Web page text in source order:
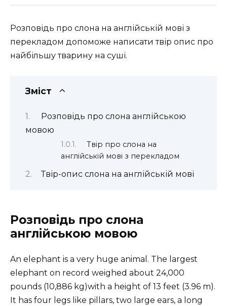
Розповідь про слона на англійській мові з
перекладом допоможе написати твір опис про
найбільшу тварину на суші.
Зміст
Розповідь про слона англійською
мовою
Твір про слона на
англійській мові з перекладом
Твір-опис слона на англійській мові
Розповідь про слона
англійською мовою
An elephant is a very huge animal. The largest
elephant on record weighed about 24,000
pounds (10,886 kg)with a height of 13 feet (3.96 m).
It has four legs like pillars, two large ears, a long